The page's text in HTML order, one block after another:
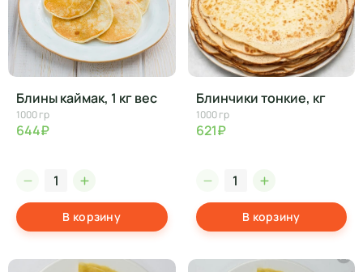
Блины каймак, 1 кг вес
1000 гр
644₽
В корзину
Блинчики тонкие, кг
1000 гр
621₽
В корзину